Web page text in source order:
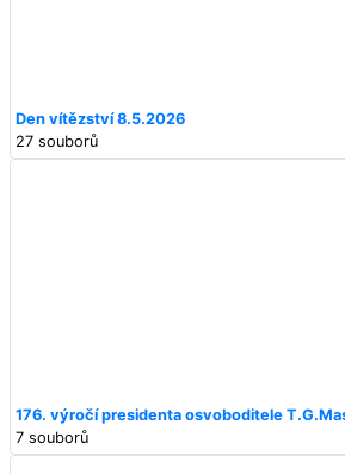
Den vítězství 8.5.2026
27 souborů
176. výročí presidenta osvoboditele
7 souborů